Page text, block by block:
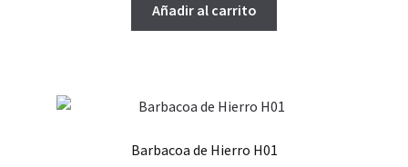
Añadir al carrito
Barbacoa de Hierro H01